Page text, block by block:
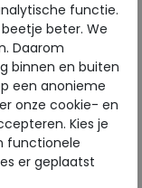
functie.
beter. We
Daarom
binnen en buiten
een anonieme
onze cookie- en
Kies je
functionele
er geplaatst